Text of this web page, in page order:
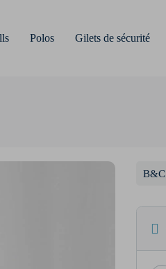
Polos Gilets de sécurité
B&C